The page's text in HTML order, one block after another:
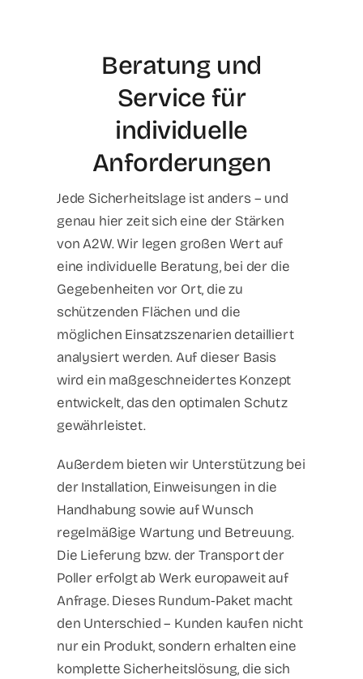
Beratung und
Service für
individuelle
Anforderungen
Jede Sicherheitslage ist anders – und
genau hier zeit sich eine der Stärken
von A2W. Wir legen großen Wert auf
eine individuelle Beratung, bei der die
Gegebenheiten vor Ort, die zu
schützenden Flächen und die
möglichen Einsatzszenarien detailliert
analysiert werden. Auf dieser Basis
wird ein maßgeschneidertes Konzept
entwickelt, das den optimalen Schutz
gewährleistet.
Außerdem bieten wir Unterstützung bei
der Installation, Einweisungen in die
Handhabung sowie auf Wunsch
regelmäßige Wartung und Betreuung.
Die Lieferung bzw. der Transport der
Poller erfolgt ab Werk europaweit auf
Anfrage. Dieses Rundum-Paket macht
den Unterschied – Kunden kaufen nicht
nur ein Produkt, sondern erhalten eine
komplette Sicherheitslösung, die sich